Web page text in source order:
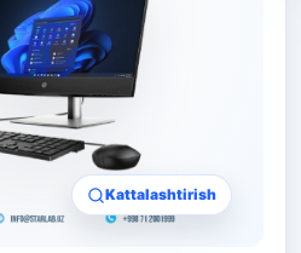
Kattalashtirish